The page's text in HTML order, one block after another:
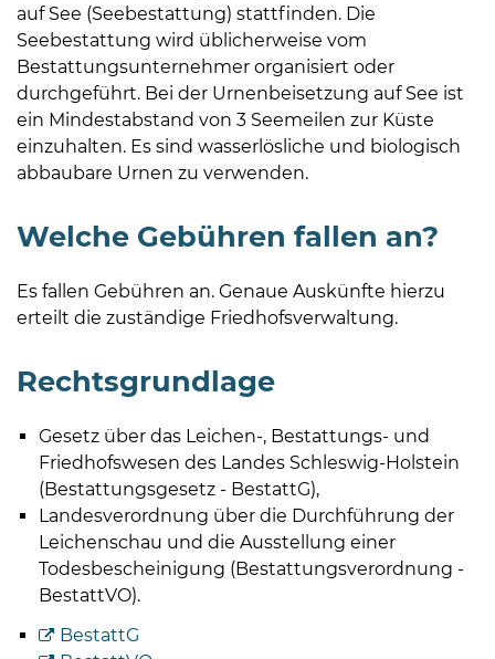
auf See (Seebestattung) stattfinden. Die
Seebestattung wird üblicherweise vom
Bestattungsunternehmer organisiert oder
durchgeführt. Bei der Urnenbeisetzung auf See ist
ein Mindestabstand von 3 Seemeilen zur Küste
einzuhalten. Es sind wasserlösliche und biologisch
abbaubare Urnen zu verwenden.
Welche Gebühren fallen an?
Es fallen Gebühren an. Genaue Auskünfte hierzu
erteilt die zuständige Friedhofsverwaltung.
Rechtsgrundlage
Gesetz über das Leichen-, Bestattungs- und
Friedhofswesen des Landes Schleswig-Holstein
(Bestattungsgesetz - BestattG),
Landesverordnung über die Durchführung der
Leichenschau und die Ausstellung einer
Todesbescheinigung (Bestattungsverordnung -
BestattVO).
BestattG